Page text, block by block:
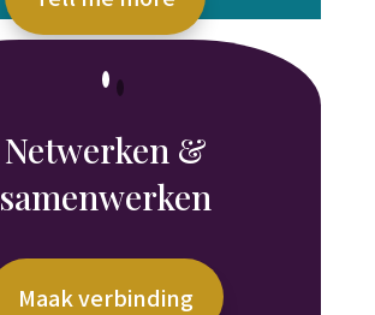
Netwerken &
samenwerken
Maak verbinding